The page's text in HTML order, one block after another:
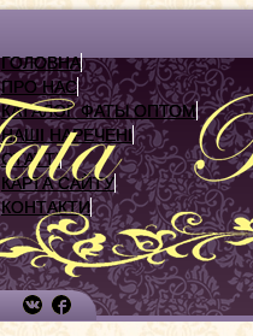
ГОЛОВНА
ПРО НАС
КАТАЛОГ ФАТЫ ОПТОМ
НАШІ НАРЕЧЕНІ
СТАТТІ
КАРТА САЙТУ
КОНТАКТИ